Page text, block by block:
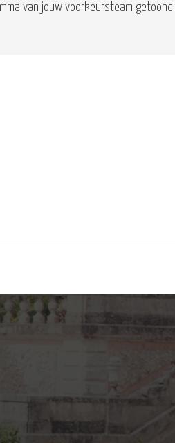
van jouw voorkeursteam getoond.